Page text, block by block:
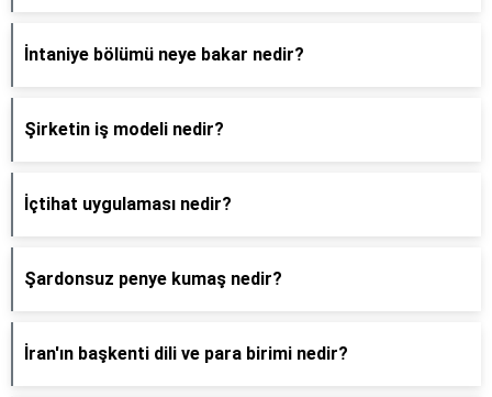
İntaniye bölümü neye bakar nedir?
Şirketin iş modeli nedir?
İçtihat uygulaması nedir?
Şardonsuz penye kumaş nedir?
İran'ın başkenti dili ve para birimi nedir?